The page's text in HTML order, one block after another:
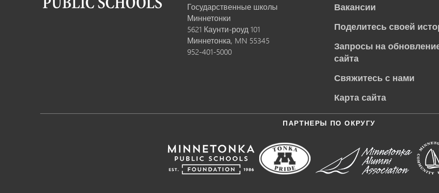
Государственные школы
Миннетонки
5621 Каунти-роуд 101
Миннетонка, MN 55345
952-401-5000
Вакансии
Поделитесь своей
Запросы на
сайта
Свяжитесь с нами
Карта сайта
ПАРТНЕРЫ ПО ОКРУГУ